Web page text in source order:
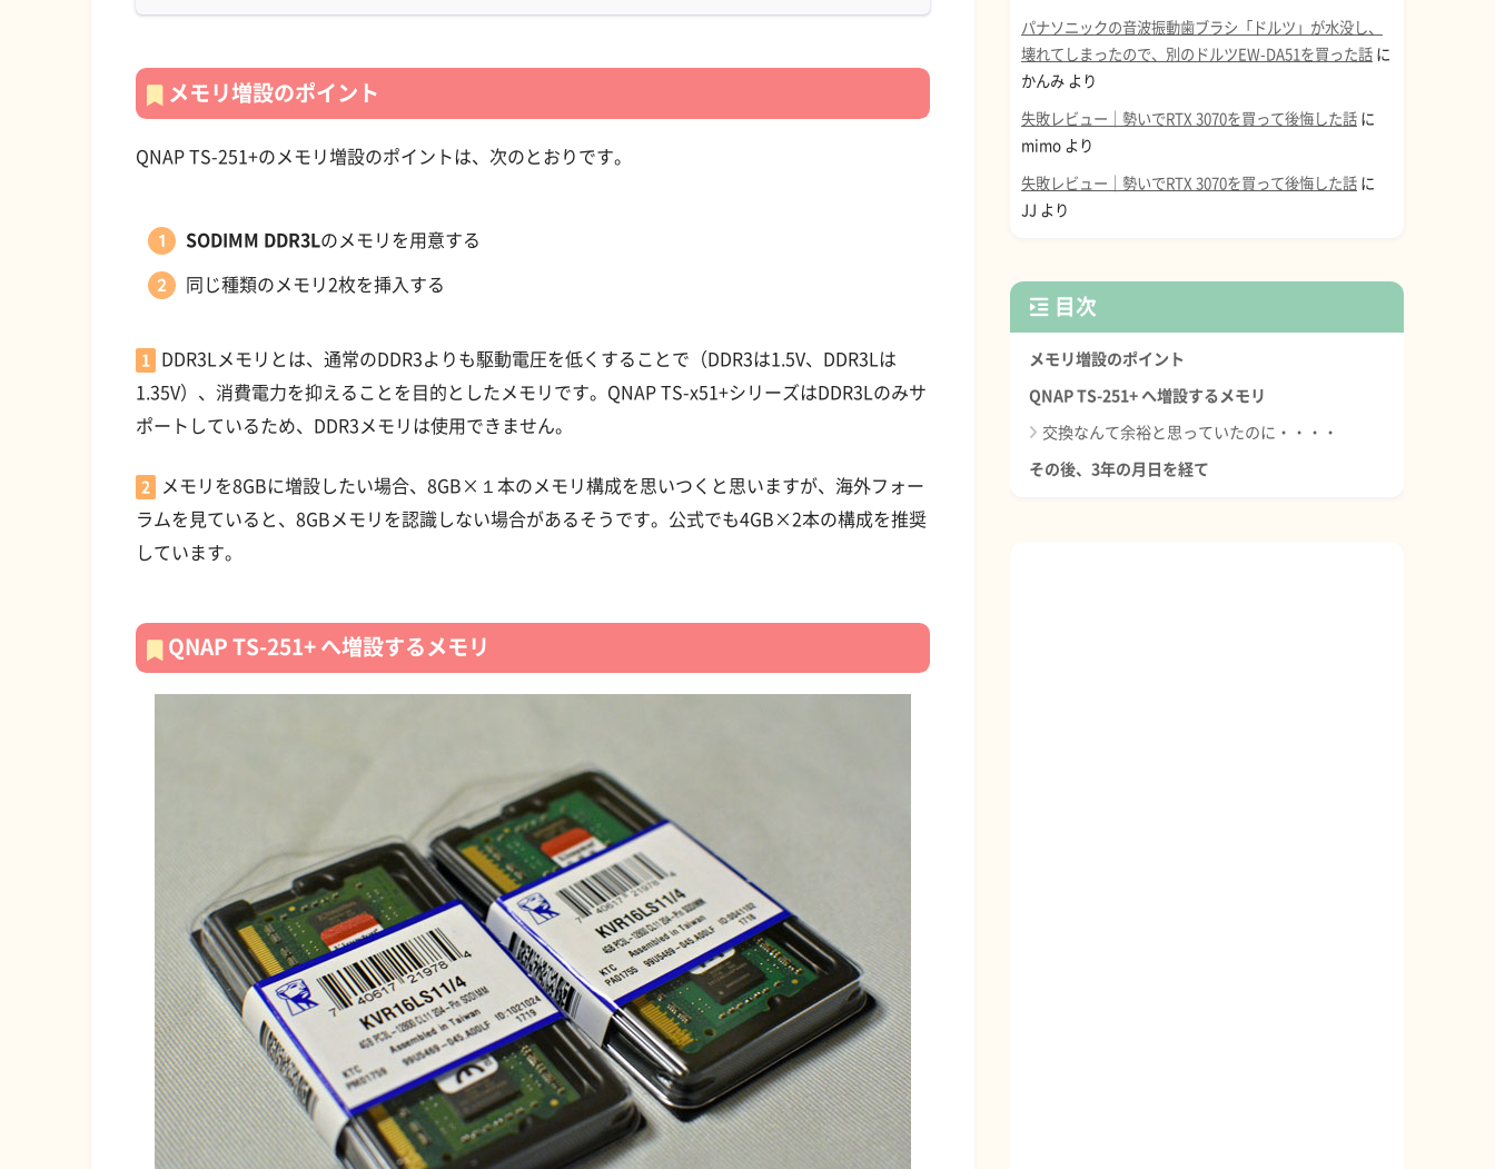
メモリ増設のポイント
QNAP TS-251+のメモリ増設のポイントは、次のとおりです。
SODIMM DDR3L のメモリを用意する
同じ種類のメモリ2枚を挿入する
1
DDR3Lメモリとは、通常のDDR3よりも駆動電圧を低くすることで（DDR3は1.5V、DDR3Lは
1.35V）、消費電力を抑えることを目的としたメモリです。QNAP TS-x51+シリーズはDDR3Lのみサ
ポートしているため、DDR3メモリは使用できません。
2
メモリを8GBに増設したい場合、8GB×１本のメモリ構成を思いつくと思いますが、海外フォー
ラムを見ていると、8GBメモリを認識しない場合があるそうです。公式でも4GB×2本の構成を推奨
しています。
QNAP TS-251+ へ増設するメモリ
パナソニックの音波振動歯ブラシ「ドルツ」が水没し、
壊れてしまったので、別のドルツEW-DA51を買った話 に
かんみ より
失敗レビュー｜勢いでRTX 3070を買って後悔した話 に
mimo より
失敗レビュー｜勢いでRTX 3070を買って後悔した話 に
JJ より
目次
メモリ増設のポイント
QNAP TS-251+ へ増設するメモリ
交換なんて余裕と思っていたのに・・・・
その後、3年の月日を経て